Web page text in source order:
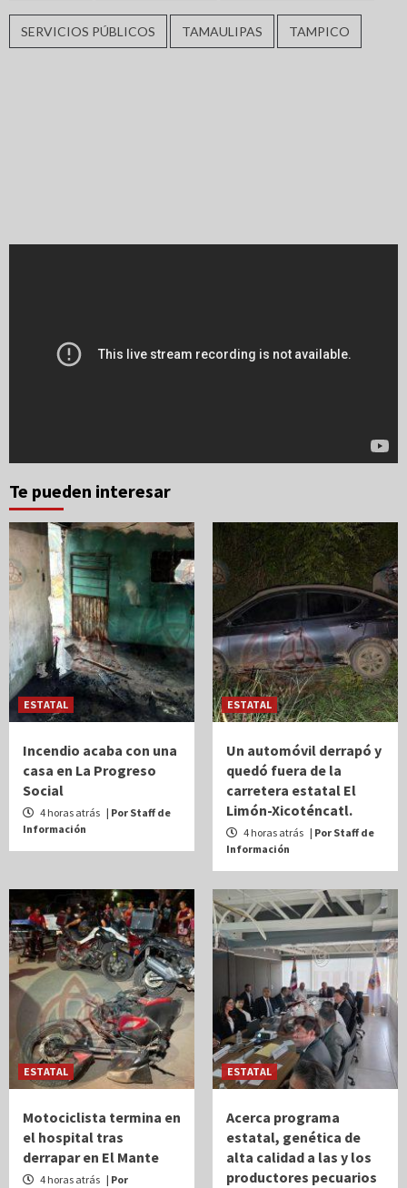
SERVICIOS PÚBLICOS TAMAULIPAS TAMPICO
Te pueden interesar
ESTATAL
Incendio acaba con una
casa en La Progreso
Social
4 horas atrás | Por Staff de
Información
ESTATAL
Un automóvil derrapó y
quedó fuera de la
carretera estatal El
Limón-Xicoténcatl.
4 horas atrás | Por Staff de
Información
ESTATAL
Motociclista termina en
el hospital tras
derrapar en El Mante
4 horas atrás | Por
ESTATAL
Acerca programa
estatal, genética de
alta calidad a las y los
productores pecuarios